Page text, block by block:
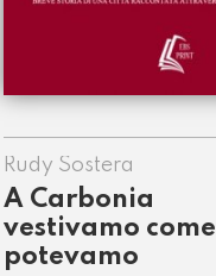
A Carbonia
vestivamo come
potevamo
Rudy Sostera